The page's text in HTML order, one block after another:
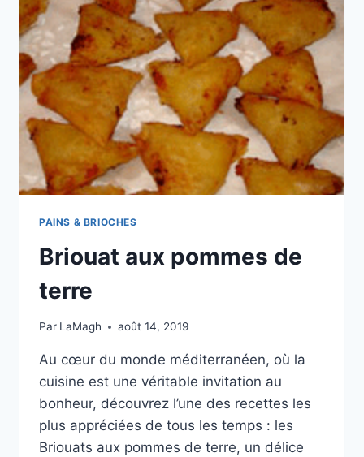
PAINS & BRIOCHES
Briouat aux pommes de
terre
Par LaMagh août 14, 2019
Au cœur du monde méditerranéen, où la
cuisine est une véritable invitation au
bonheur, découvrez l’une des recettes les
plus appréciées de tous les temps : les
Briouats aux pommes de terre, un délice